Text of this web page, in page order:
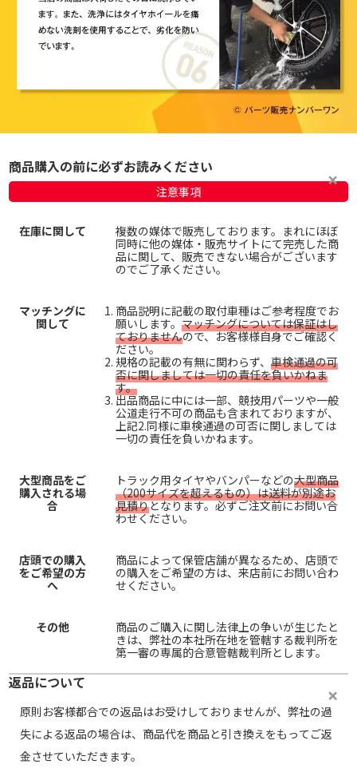
商品購入の前に必ずお読みください
注意事項
在庫に関して
複数の媒体で販売しております。まれにほぼ
同時に他の媒体・販売サイトにて完売した商
品に関して、販売できない場合がございます
のでご了承ください。
マッチングに
関して
商品説明に記載の取付車種はご参考程度でお
願いします。 マッチングについては保証はし
ておりませんので、お客様様自身でご確認く
ださい。
規格の記載の有無に関わらず、 車検通過の可
否に関しましては一切の責任を負いかねま
す。
出品商品に中には一部、競技用パーツや一般
公道走行不可の商品も含まれておりますが、
上記2.同様に車検通過の可否に関しましては
一切の責任を負いかねます。
大型商品をご
購入される場
合
トラック用タイヤやバンパーなどの大型商品
（200サイズを超えるもの）は送料が別途お
見積りとなります。必ずご注文前にお問い合
わせください。
店頭での購入
をご希望の方
へ
商品によって保管店舗が異なるため、店頭で
の購入をご希望の方は、来店前にお問い合わ
せください。
その他
商品のご購入に関し法律上の争いが生じたと
きは、弊社の本社所在地を管轄する裁判所を
第一審の専属的合意管轄裁判所とします。
返品について
原則お客様都合での返品はお受けしておりませんが、弊社の過
失による返品の場合は、商品代を商品と引き換えをもってご返
金させていただきます。